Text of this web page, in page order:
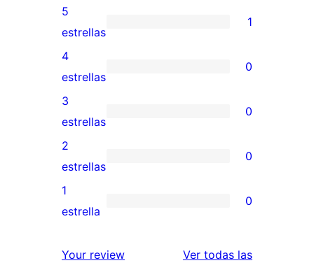
1
valoración
de
5
estrellas
5
estrellas
1
0
valoraciones
de
4
estrellas
4
estrellas
0
0
valoraciones
de
3
estrellas
3
estrellas
0
0
valoraciones
de
estrellas
2
estrellas
0
0
de
1
estrella
0
Your review Ver todas lasreseñas